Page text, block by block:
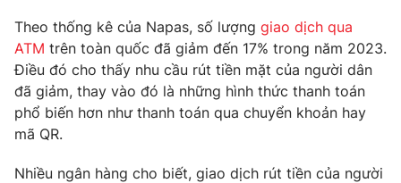
Sản phẩm
Thị trường
Tư vấn
Giao lưu trực tuyến
Lịch phát sóng
Chuyên mục khác
Emagazine Podcast
Theo thống kê của Napas, số lượng giao dịch qua
ATM trên toàn quốc đã giảm đến 17% trong năm 2023.
Điều đó cho thấy nhu cầu rút tiền mặt của người dân
đã giảm, thay vào đó là những hình thức thanh toán
phổ biến hơn như thanh toán qua chuyển khoản hay
mã QR.
Nhiều ngân hàng cho biết, giao dịch rút tiền của người